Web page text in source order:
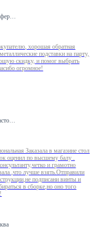
хорошая обратная
подставки на парту,
скидку, и помог выбрать
огромное!
Заказала в магазине стол
оценил по высшему балу .
и грамотно
,что лучше взять.Отправили
подписани винты и
в сборке,но оно того